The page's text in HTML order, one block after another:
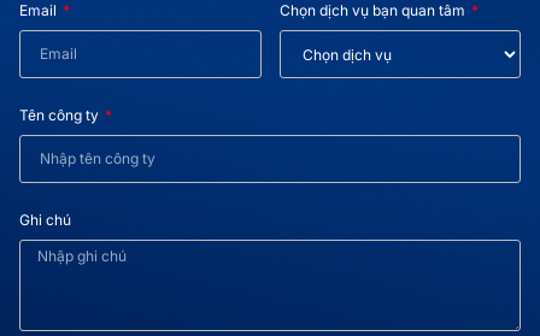
Email Chọn dịch vụ bạn quan tâm
Tên công ty
Ghi chú